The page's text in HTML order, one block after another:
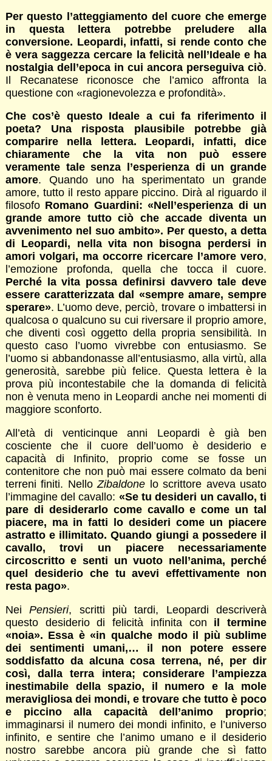
Per questo l’atteggiamento del cuore che emerge
in questa lettera potrebbe preludere alla
conversione. Leopardi, infatti, si rende conto che
è vera saggezza cercare la felicità nell’Ideale e ha
nostalgia dell’epoca in cui ancora perseguiva ciò.
Il Recanatese riconosce che l’amico affronta la
questione con «ragionevolezza e profondità».
Che cos’è questo Ideale a cui fa riferimento il
poeta? Una risposta plausibile potrebbe già
comparire nella lettera. Leopardi, infatti, dice
chiaramente che la vita non può essere
veramente tale senza l’esperienza di un grande
amore. Quando uno ha sperimentato un grande
amore, tutto il resto appare piccino. Dirà al riguardo il
filosofo Romano Guardini: «Nell’esperienza di un
grande amore tutto ciò che accade diventa un
avvenimento nel suo ambito». Per questo, a detta
di Leopardi, nella vita non bisogna perdersi in
amori volgari, ma occorre ricercare l’amore vero,
l’emozione profonda, quella che tocca il cuore.
Perché la vita possa definirsi davvero tale deve
essere caratterizzata dal «sempre amare, sempre
sperare». L’uomo deve, perciò, trovare o imbattersi in
qualcosa o qualcuno su cui riversare il proprio amore,
che diventi così oggetto della propria sensibilità. In
questo caso l’uomo vivrebbe con entusiasmo. Se
l’uomo si abbandonasse all’entusiasmo, alla virtù, alla
generosità, sarebbe più felice. Questa lettera è la
prova più incontestabile che la domanda di felicità
non è venuta meno in Leopardi anche nei momenti di
maggiore sconforto.
All’età di venticinque anni Leopardi è già ben
cosciente che il cuore dell’uomo è desiderio e
capacità di Infinito, proprio come se fosse un
contenitore che non può mai essere colmato da beni
terreni finiti. NelloZibaldone lo scrittore aveva usato
l’immagine del cavallo: «Se tu desideri un cavallo, ti
pare di desiderarlo come cavallo e come un tal
piacere, ma in fatti lo desideri come un piacere
astratto e illimitato. Quando giungi a possedere il
cavallo, trovi un piacere necessariamente
circoscritto e senti un vuoto nell’anima, perché
quel desiderio che tu avevi effettivamente non
resta pago».
NeiPensieri, scritti più tardi, Leopardi descriverà
questo desiderio di felicità infinita con il termine
«noia». Essa è «in qualche modo il più sublime
dei sentimenti umani,… il non potere essere
soddisfatto da alcuna cosa terrena, né, per dir
così, dalla terra intera; considerare l’ampiezza
inestimabile della spazio, il numero e la mole
meravigliosa dei mondi, e trovare che tutto è poco
e piccino alla capacità dell’animo proprio;
immaginarsi il numero dei mondi infinito, e l’universo
infinito, e sentire che l’animo umano e il desiderio
nostro sarebbe ancora più grande che sì fatto